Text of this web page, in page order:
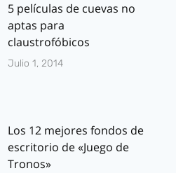
5 películas de cuevas no
aptas para
claustrofóbicos
Julio 1, 2014
Los 12 mejores fondos de
escritorio de «Juego de
Tronos»